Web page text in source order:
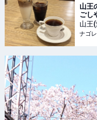
山王
ごし
山王
ナゴ